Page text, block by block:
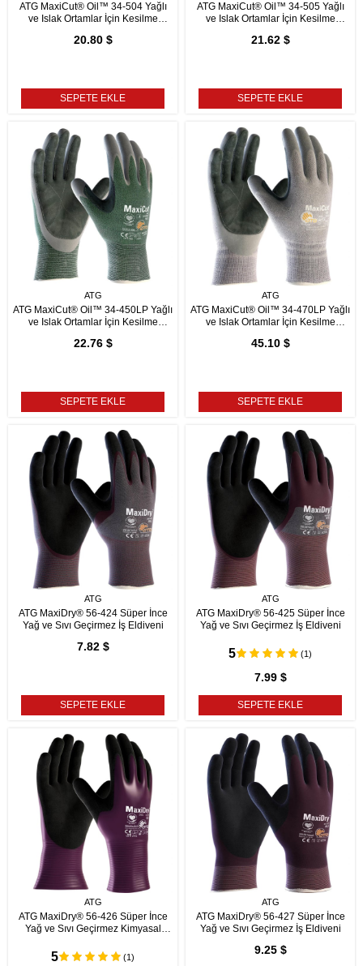
ATG MaxiCut® Oil™ 34-504 Yağlı
ve Islak Ortamlar İçin Kesilme
20.80 $
SEPETE EKLE
ATG MaxiCut® Oil™ 34-505 Yağlı
ve Islak Ortamlar İçin Kesilme
21.62 $
SEPETE EKLE
ATG
ATG MaxiCut® Oil™ 34-450LP Yağlı
ve Islak Ortamlar İçin Kesilme
22.76 $
SEPETE EKLE
ATG
ATG MaxiCut® Oil™ 34-470LP Yağlı
ve Islak Ortamlar İçin Kesilme
45.10 $
SEPETE EKLE
ATG
ATG MaxiDry® 56-424 Süper İnce
Yağ ve Sıvı Geçirmez İş Eldiveni
7.82 $
SEPETE EKLE
ATG
ATG MaxiDry® 56-425 Süper İnce
Yağ ve Sıvı Geçirmez İş Eldiveni
5 (1)
7.99 $
SEPETE EKLE
ATG
ATG MaxiDry® 56-426 Süper İnce
Yağ ve Sıvı Geçirmez Kimyasal
5 (1)
ATG
ATG MaxiDry® 56-427 Süper İnce
Yağ ve Sıvı Geçirmez İş Eldiveni
9.25 $